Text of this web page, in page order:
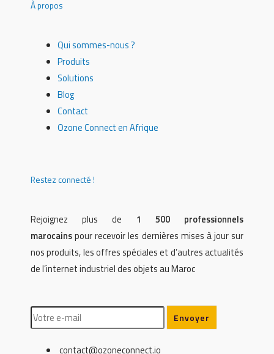
À propos
Qui sommes-nous ?
Produits
Solutions
Blog
Contact
Ozone Connect en Afrique
Restez connecté !
Rejoignez plus de 1 500 professionnels
marocainspour recevoir les dernières mises à jour sur
nos produits, les offres spéciales et d’autres actualités
de l’internet industriel des objets au Maroc
contact@ozoneconnect.io